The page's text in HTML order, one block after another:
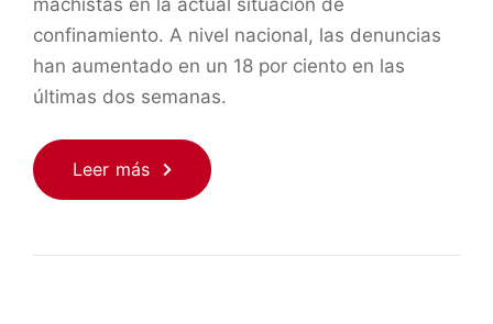
machistas en la actual situación de
confinamiento. A nivel nacional, las denuncias
han aumentado en un 18 por ciento en las
últimas dos semanas.
Leer más